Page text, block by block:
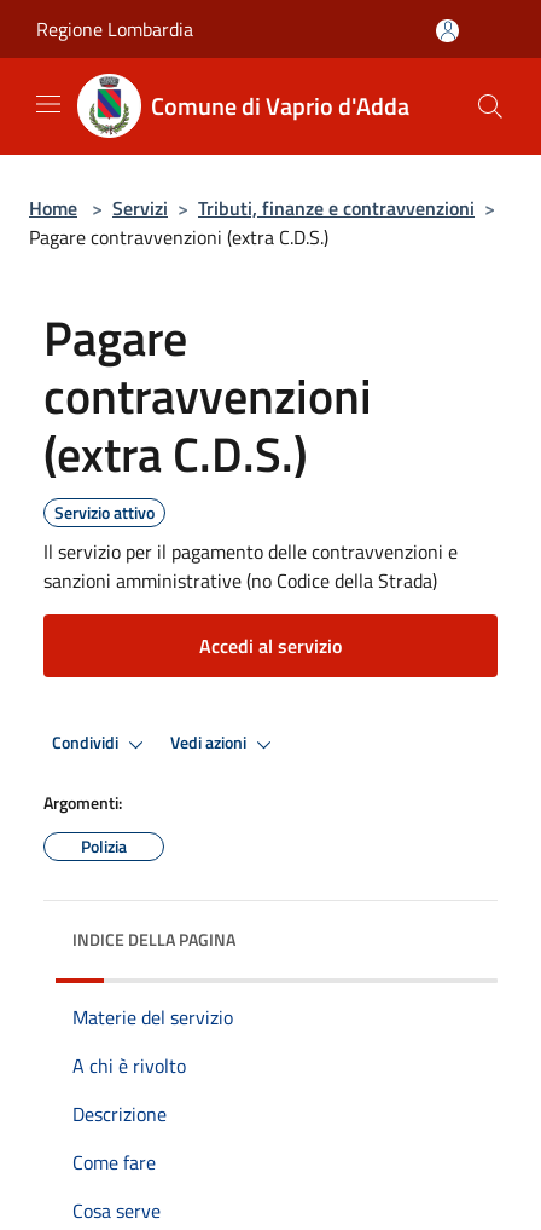
Regione Lombardia
Comune di Vaprio d'Adda
Home > Servizi > Tributi, finanze e contravvenzioni >
Pagare contravvenzioni (extra C.D.S.)
Pagare
contravvenzioni
(extra C.D.S.)
Servizio attivo
Il servizio per il pagamento delle contravvenzioni e
sanzioni amministrative (no Codice della Strada)
Accedi al servizio
Condividi Vedi azioni
Argomenti:
Polizia
INDICE DELLA PAGINA
Materie del servizio
A chi è rivolto
Descrizione
Come fare
Cosa serve